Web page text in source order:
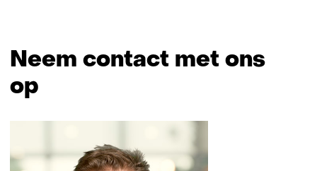
Neem contact met ons
op
navigatie
(Neem